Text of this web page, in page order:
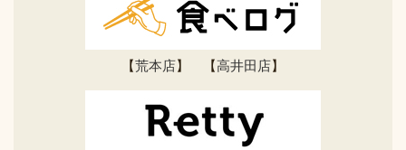
【荒本店】 【高井田店】